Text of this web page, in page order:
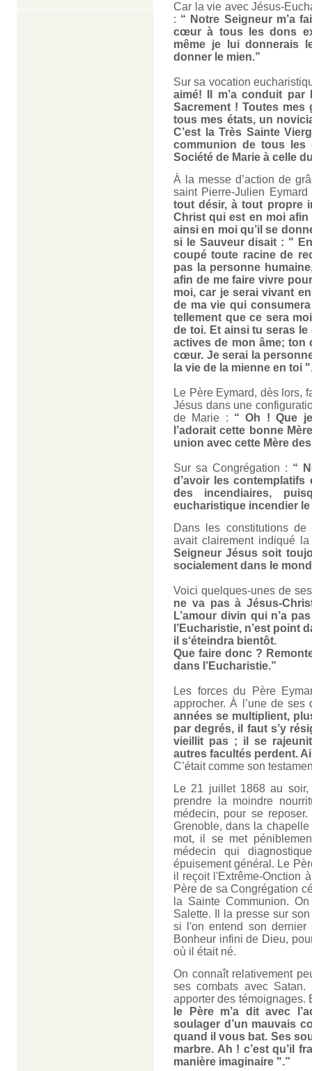
Car la vie avec Jésus-
: “ Notre Seigneur m’a
cœur à tous les dons
même je lui donnerais
donner le mien.”
Sur sa vocation
aimé! Il m’a conduit par
Sacrement ! Toutes mes
tous mes états, un
C’est la Très Sainte
communion de tous
Société de Marie à celle
À la messe d’action de
saint Pierre-Julien
tout désir, à tout propre
Christ qui est en moi afin
ainsi en moi qu’il se
si le Sauveur disait : " En
coupé toute racine de
pas la personne
afin de me faire vivre
moi, car je serai vivant
de ma vie qui
tellement que ce sera
de toi. Et ainsi tu seras
actives de mon âme; ton
cœur. Je serai la
la vie de la mienne en toi
Le Père Eymard, dès lors,
Jésus dans une
de Marie : “ Oh ! Que
l’adorait cette bonne
union avec cette Mère
Sur sa Congrégation : “
d’avoir les
des incendiaires,
eucharistique incendier le
Dans les constitutions de
avait clairement indiqué
Seigneur Jésus soit
socialement dans le
Voici quelques-unes de
ne va pas à Jésus-
L’amour divin qui n’a
l’Eucharistie, n’est point
il s‘éteindra bientôt.
Que faire donc ?
dans l’Eucharistie.”
Les forces du Père
approcher. À l’une de
années se multiplient,
par degrés, il faut s’y
vieillit pas ; il se
autres facultés perdent.
C’était comme son
Le 21 juillet 1868 au
prendre la moindre
médecin, pour se
Grenoble, dans la
mot, il se met
médecin qui
épuisement général. Le
il reçoit l'Extrême-Onction
Père de sa Congrégation
la Sainte Communion.
Salette. Il la presse sur
si l'on entend son
Bonheur infini de Dieu,
où il était né.
On connaît relativement
ses combats avec
apporter des témoignages.
le Père m’a dit avec
soulager d’un mauvais
quand il vous bat. Ses
marbre. Ah ! c’est qu’il
manière imaginaire ".”